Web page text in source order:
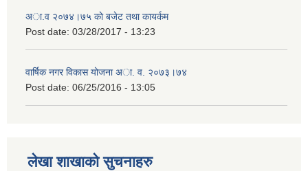
अा.व २०७४।७५ काे बजेट तथा कायर्कम
Post date: 03/28/2017 - 13:23
वार्षिक नगर विकास योजना अा. व. २०७३।७४
Post date: 06/25/2016 - 13:05
लेखा शाखाको सुचनाहरु